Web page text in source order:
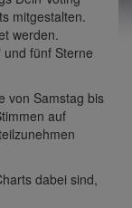
mitgestalten.
werden.
fünf Sterne
von Samstag bis
auf
dabei sind,